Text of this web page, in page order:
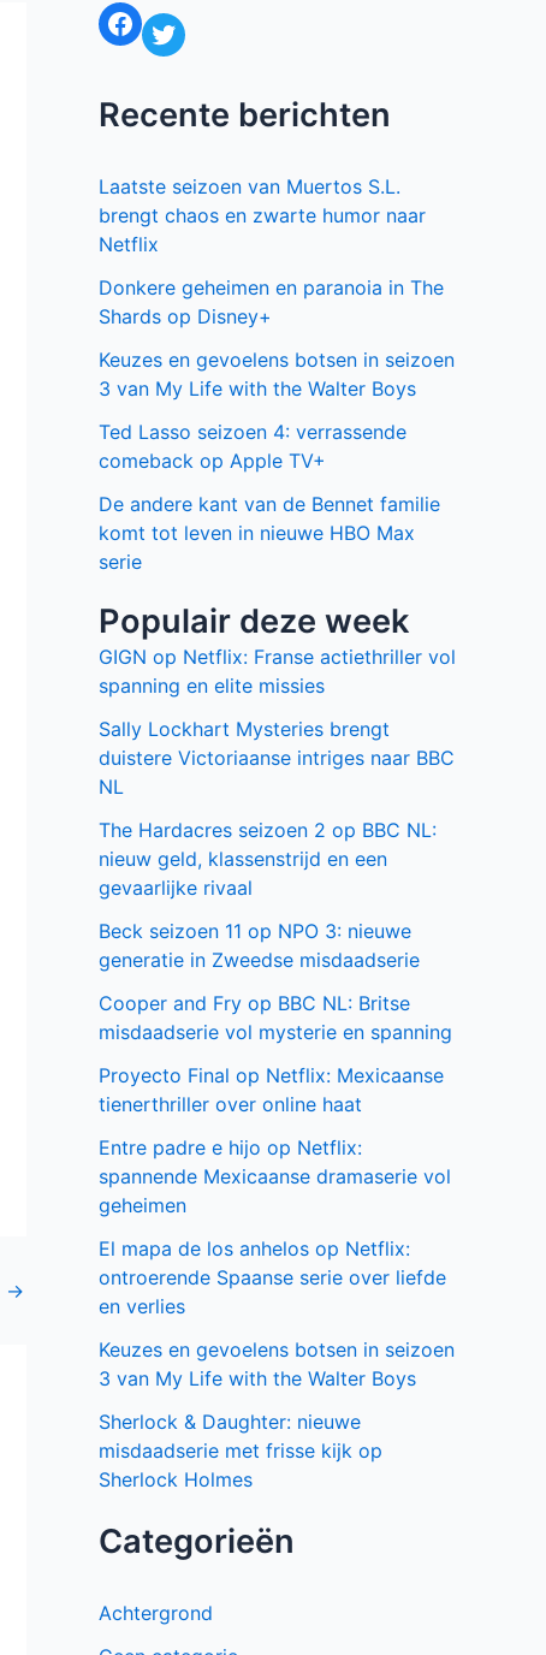
→
Facebook Twitter
Recente berichten
Laatste seizoen van Muertos S.L.
brengt chaos en zwarte humor naar
Netflix
Donkere geheimen en paranoia in The
Shards op Disney+
Keuzes en gevoelens botsen in seizoen
3 van My Life with the Walter Boys
Ted Lasso seizoen 4: verrassende
comeback op Apple TV+
De andere kant van de Bennet familie
komt tot leven in nieuwe HBO Max
serie
Populair deze week
GIGN op Netflix: Franse actiethriller vol
spanning en elite missies
Sally Lockhart Mysteries brengt
duistere Victoriaanse intriges naar BBC
NL
The Hardacres seizoen 2 op BBC NL:
nieuw geld, klassenstrijd en een
gevaarlijke rivaal
Beck seizoen 11 op NPO 3: nieuwe
generatie in Zweedse misdaadserie
Cooper and Fry op BBC NL: Britse
misdaadserie vol mysterie en spanning
Proyecto Final op Netflix: Mexicaanse
tienerthriller over online haat
Entre padre e hijo op Netflix:
spannende Mexicaanse dramaserie vol
geheimen
El mapa de los anhelos op Netflix:
ontroerende Spaanse serie over liefde
en verlies
Keuzes en gevoelens botsen in seizoen
3 van My Life with the Walter Boys
Sherlock & Daughter: nieuwe
misdaadserie met frisse kijk op
Sherlock Holmes
Categorieën
Achtergrond